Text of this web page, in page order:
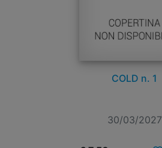
COLD n. 1
30/03/2027